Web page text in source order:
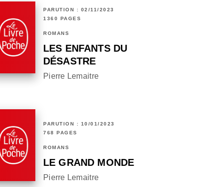
PARUTION : 02/11/2023
1360 PAGES
ROMANS
LES ENFANTS DU
DÉSASTRE
Pierre Lemaitre
PARUTION : 10/01/2023
768 PAGES
ROMANS
LE GRAND MONDE
Pierre Lemaitre